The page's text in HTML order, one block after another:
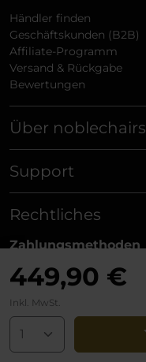
449,90 €
Inkl. MwSt.
Händler finden
Geschäftskunden (B2B)
Affiliate-Programm
Versand & Rückgabe
Bewertungen
Über noblechairs
Support
Rechtliches
Zahlungsmethoden
Versandpartner